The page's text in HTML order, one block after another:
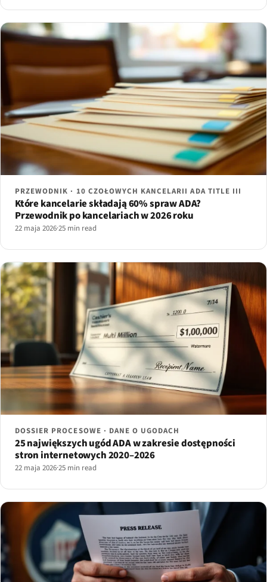
PRZEWODNIK · 10 CZOŁOWYCH KANCELARII ADA TITLE III
Które kancelarie składają 60% spraw ADA?
Przewodnik po kancelariach w 2026 roku
22 maja 2026·25 min read
DOSSIER PROCESOWE · DANE O UGODACH
25 największych ugód ADA w zakresie dostępności
stron internetowych 2020–2026
22 maja 2026·25 min read